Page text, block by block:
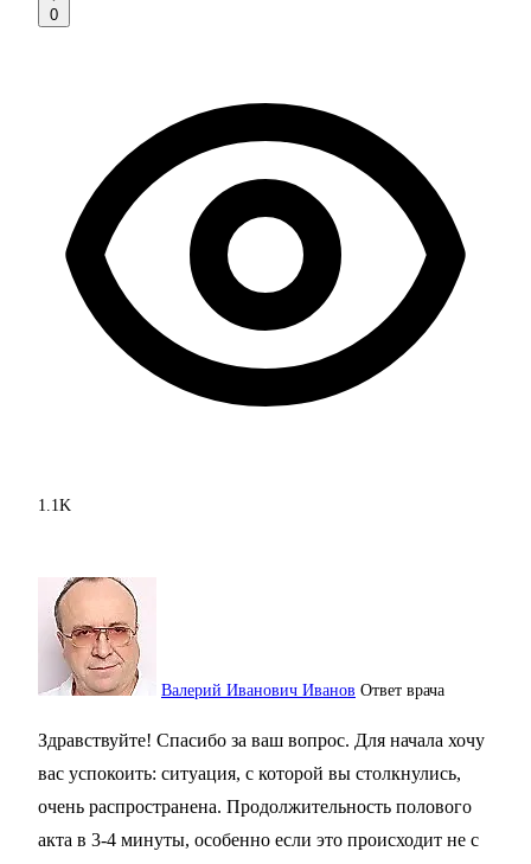
0
1.1K
Валерий Иванович Иванов Ответ врача
Здравствуйте! Спасибо за ваш вопрос. Для начала хочу
вас успокоить: ситуация, с которой вы столкнулись,
очень распространена. Продолжительность полового
акта в 3-4 минуты, особенно если это происходит не с